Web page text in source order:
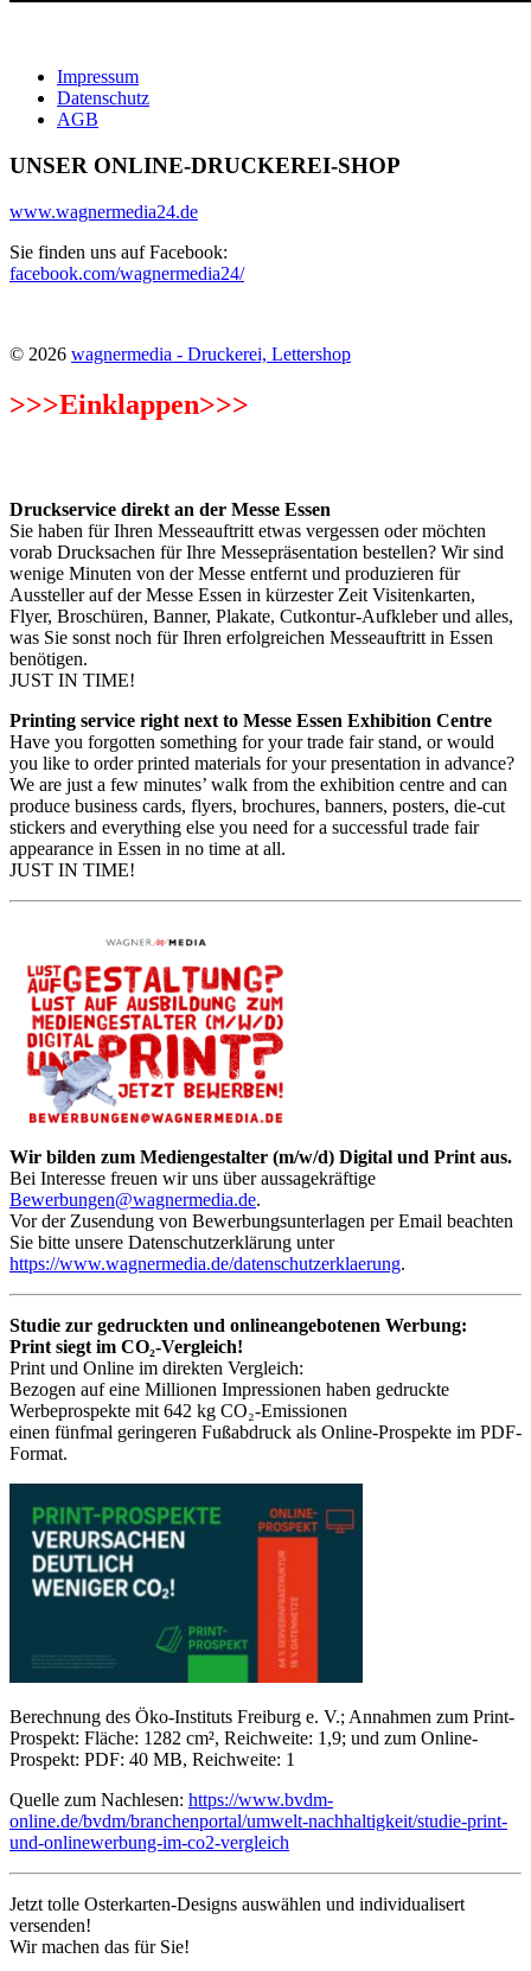
Impressum
Datenschutz
AGB
UNSER ONLINE-DRUCKEREI-SHOP
www.wagnermedia24.de
Sie finden uns auf Facebook:
facebook.com/wagnermedia24/
© 2026 wagnermedia - Druckerei, Lettershop
>>>Einklappen>>>
Druckservice direkt an der Messe Essen
Sie haben für Ihren Messeauftritt etwas vergessen oder möchten
vorab Drucksachen für Ihre Messepräsentation bestellen? Wir sind
wenige Minuten von der Messe entfernt und produzieren für
Aussteller auf der Messe Essen in kürzester Zeit Visitenkarten,
Flyer, Broschüren, Banner, Plakate, Cutkontur-Aufkleber und alles,
was Sie sonst noch für Ihren erfolgreichen Messeauftritt in Essen
benötigen.
JUST IN TIME!
Printing service right next to Messe Essen Exhibition Centre
Have you forgotten something for your trade fair stand, or would
you like to order printed materials for your presentation in advance?
We are just a few minutes’ walk from the exhibition centre and can
produce business cards, flyers, brochures, banners, posters, die-cut
stickers and everything else you need for a successful trade fair
appearance in Essen in no time at all.
JUST IN TIME!
Wir bilden zum Mediengestalter (m/w/d) Digital und Print aus.
Bei Interesse freuen wir uns über aussagekräftige
Bewerbungen@wagnermedia.de.
Vor der Zusendung von Bewerbungsunterlagen per Email beachten
Sie bitte unsere Datenschutzerklärung unter
https://www.wagnermedia.de/datenschutzerklaerung.
Studie zur gedruckten und onlineangebotenen Werbung:
Print siegt im CO₂-Vergleich!
Print und Online im direkten Vergleich:
Bezogen auf eine Millionen Impressionen haben gedruckte
Werbeprospekte mit 642 kg CO₂-Emissionen
einen fünfmal geringeren Fußabdruck als Online-Prospekte im PDF-
Format.
Berechnung des Öko-Instituts Freiburg e. V.; Annahmen zum Print-
Prospekt: Fläche: 1282 cm², Reichweite: 1,9; und zum Online-
Prospekt: PDF: 40 MB, Reichweite: 1
Quelle zum Nachlesen: https://www.bvdm-
online.de/bvdm/branchenportal/umwelt-nachhaltigkeit/studie-print-
und-onlinewerbung-im-co2-vergleich
Jetzt tolle Osterkarten-Designs auswählen und individualisert
versenden!
Wir machen das für Sie!